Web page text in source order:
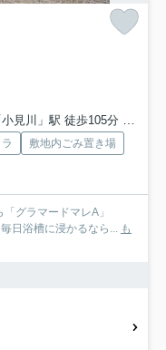
見川」駅 徒歩105分 茨城
敷地内ごみ置き場
グラマードマレA」
日浴槽に浸かるなら... も